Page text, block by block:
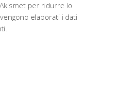
per ridurre lo
elaborati i dati
.